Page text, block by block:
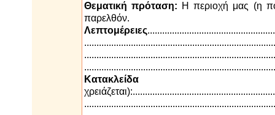
Θεματική πρόταση: Η περιοχή μας (η
παρελθόν.
Λεπτομέρειες
Κατακλείδα